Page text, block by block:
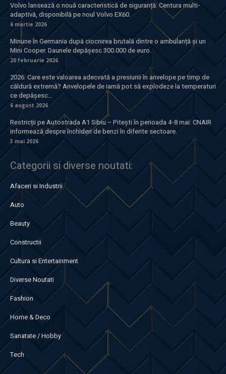
Volvo lansează o nouă caracteristică de siguranță: Centura multi-
adaptivă, disponibilă pe noul Volvo EX60.
6 martie 2026
Minune în Germania după ciocnirea brutală dintre o ambulanță și un
Mini Cooper. Daunele depășesc 300.000 de euro.
20 februarie 2026
2026: Care este valoarea adecvată a presiunii în anvelope pe timp de
căldură extremă? Anvelopele de iarnă pot să explodeze la temperaturi
ce depășesc...
6 august 2026
Restricții pe Autostrada A1 Sibiu – Pitești în perioada 4-8 mai: CNAIR
informează despre închideri de benzi în diferite sectoare.
3 mai 2026
Categorii si diverse noutati:
Afaceri si Industrii
Auto
Beauty
Constructii
Cultura si Entertainment
Diverse Noutati
Fashion
Home & Deco
Sanatate / Hobby
Tech